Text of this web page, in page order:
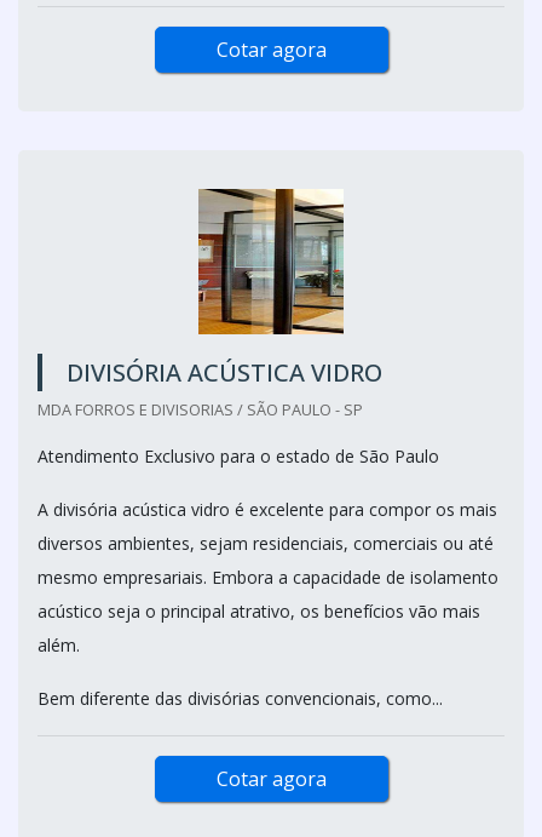
Cotar agora
DIVISÓRIA ACÚSTICA VIDRO
MDA FORROS E DIVISORIAS / SÃO PAULO - SP
Atendimento Exclusivo para o estado de São Paulo
A divisória acústica vidro é excelente para compor os mais
diversos ambientes, sejam residenciais, comerciais ou até
mesmo empresariais. Embora a capacidade de isolamento
acústico seja o principal atrativo, os benefícios vão mais
além.
Bem diferente das divisórias convencionais, como...
Cotar agora